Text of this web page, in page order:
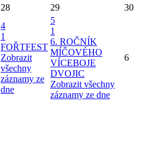
28 29 30
4
1
FOŘTFEST
Zobrazit
všechny
záznamy ze
dne
5
1
6. ROČNÍK
MÍČOVÉHO
VÍCEBOJE
DVOJIC
Zobrazit všechny
záznamy ze dne
6